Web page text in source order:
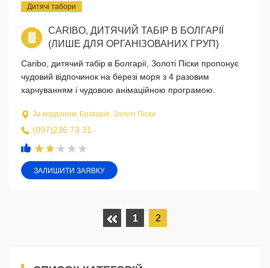
Дитячі табори
CARIBO, ДИТЯЧИЙ ТАБІР В БОЛГАРІЇ
(ЛИШЕ ДЛЯ ОРГАНІЗОВАНИХ ГРУП)
Caribo, дитячий табір в Болгарії, Золоті Піски пропонує
чудовий відпочинок на березі моря з 4 разовим
харчуванням і чудовою анімаційною програмою.
За кордоном, Болгарія, Золоті Піски
(097)236 73 31
ЗАЛИШИТИ ЗАЯВКУ
1 2